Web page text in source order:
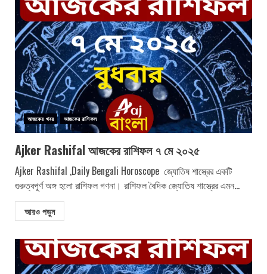
আজকের খবর আজকের রাশিফল
Ajker Rashifal আজকের রাশিফল ৭ মে ২০২৫
Ajker Rashifal ,Daily Bengali Horoscope জ্যোতিষ শাস্ত্রের একটি
গুরুত্বপূর্ণ অঙ্গ হলো রাশিফল গণনা। রাশিফল বৈদিক জ্যোতিষ শাস্ত্রের এমন...
আরও পড়ুন